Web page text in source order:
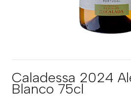
Caladessa 2024
Blanco 75cl